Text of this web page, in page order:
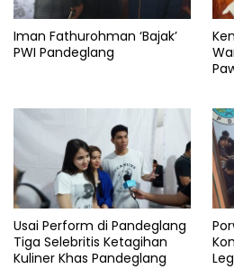
Iman Fathurohman ‘Bajak’
PWI Pandeglang
Usai Perform di Pandeglang
Tiga Selebritis Ketagihan
Kuliner Khas Pandeglang